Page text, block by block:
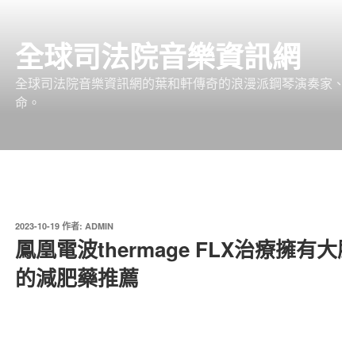
全球司法院音樂資訊網
全球司法院音樂資訊網的葉和軒傳奇的浪漫派鋼琴演奏
命。
發
佈
於
2023-10-19 作者: ADMIN
鳳凰電波thermage FLX治療擁有
的減肥藥推薦